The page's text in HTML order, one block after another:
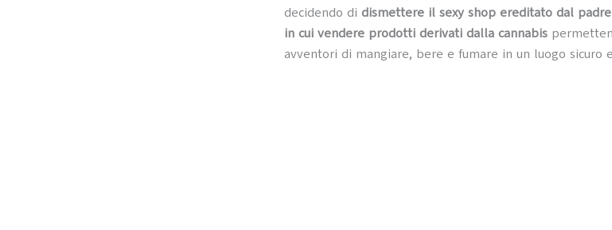
decidendo di dismettere il sexy shop ereditato dal padre
in cui vendere prodotti derivati dalla cannabis
avventori di mangiare, bere e fumare in un luogo sicuro